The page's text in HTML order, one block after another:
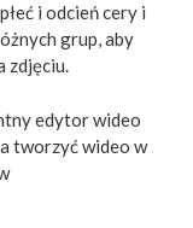
i odcień cery i
grup, aby
zdjęciu.
edytor wideo
tworzyć wideo w